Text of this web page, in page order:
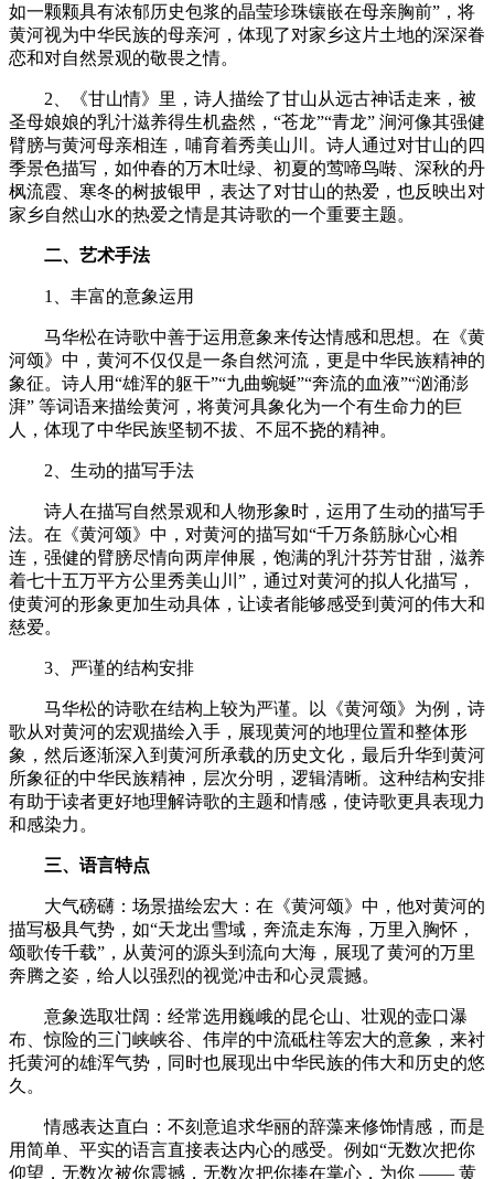
如一颗颗具有浓郁历史包浆的晶莹珍珠镶嵌在母亲胸前”，将
黄河视为中华民族的母亲河，体现了对家乡这片土地的深深眷
恋和对自然景观的敬畏之情。
2、《甘山情》里，诗人描绘了甘山从远古神话走来，被
圣母娘娘的乳汁滋养得生机盎然，“苍龙”“青龙” 涧河像其强健
臂膀与黄河母亲相连，哺育着秀美山川。诗人通过对甘山的四
季景色描写，如仲春的万木吐绿、初夏的莺啼鸟啭、深秋的丹
枫流霞、寒冬的树披银甲，表达了对甘山的热爱，也反映出对
家乡自然山水的热爱之情是其诗歌的一个重要主题。
二、艺术手法
1、丰富的意象运用
马华松在诗歌中善于运用意象来传达情感和思想。在《黄
河颂》中，黄河不仅仅是一条自然河流，更是中华民族精神的
象征。诗人用“雄浑的躯干”“九曲蜿蜒”“奔流的血液”“汹涌澎
湃” 等词语来描绘黄河，将黄河具象化为一个有生命力的巨
人，体现了中华民族坚韧不拔、不屈不挠的精神。
2、生动的描写手法
诗人在描写自然景观和人物形象时，运用了生动的描写手
法。在《黄河颂》中，对黄河的描写如“千万条筋脉心心相
连，强健的臂膀尽情向两岸伸展，饱满的乳汁芬芳甘甜，滋养
着七十五万平方公里秀美山川”，通过对黄河的拟人化描写，
使黄河的形象更加生动具体，让读者能够感受到黄河的伟大和
慈爱。
3、严谨的结构安排
马华松的诗歌在结构上较为严谨。以《黄河颂》为例，诗
歌从对黄河的宏观描绘入手，展现黄河的地理位置和整体形
象，然后逐渐深入到黄河所承载的历史文化，最后升华到黄河
所象征的中华民族精神，层次分明，逻辑清晰。这种结构安排
有助于读者更好地理解诗歌的主题和情感，使诗歌更具表现力
和感染力。
三、语言特点
大气磅礴：场景描绘宏大：在《黄河颂》中，他对黄河的
描写极具气势，如“天龙出雪域，奔流走东海，万里入胸怀，
颂歌传千载”，从黄河的源头到流向大海，展现了黄河的万里
奔腾之姿，给人以强烈的视觉冲击和心灵震撼。
意象选取壮阔：经常选用巍峨的昆仑山、壮观的壶口瀑
布、惊险的三门峡峡谷、伟岸的中流砥柱等宏大的意象，来衬
托黄河的雄浑气势，同时也展现出中华民族的伟大和历史的悠
久。
情感表达直白：不刻意追求华丽的辞藻来修饰情感，而是
用简单、平实的语言直接表达内心的感受。例如“无数次把你
仰望，无数次被你震撼，无数次把你捧在掌心，为你 —— 黄